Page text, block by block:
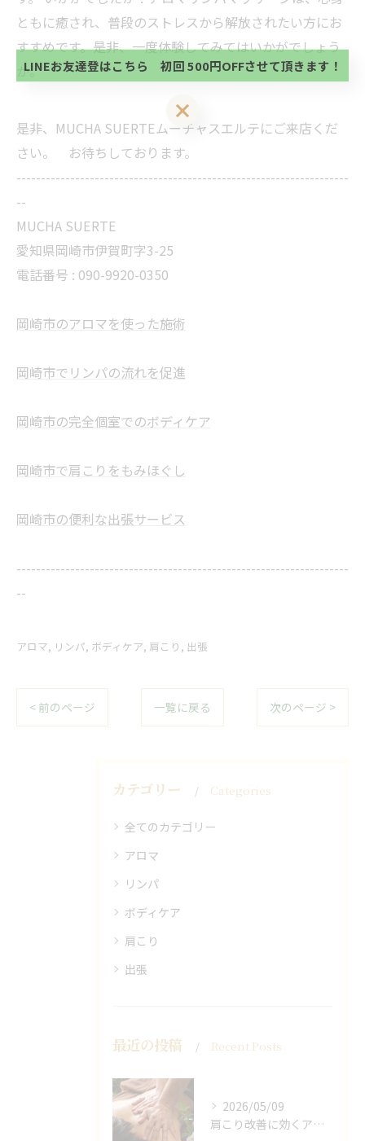
ともに癒され、普段のストレスから解放されたい方にお
すすめです。是非、一度体験してみてはいかがでしょう
か。
是非、MUCHA SUERTEムーチャスエルテにご来店くだ
さい。 お待ちしております。
--------------------------------------------------------------------
--
MUCHA SUERTE
愛知県岡崎市伊賀町字3-25
電話番号 : 090-9920-0350
岡崎市のアロマを使った施術
岡崎市でリンパの流れを促進
岡崎市の完全個室でのボディケア
岡崎市で肩こりをもみほぐし
岡崎市の便利な出張サービス
--------------------------------------------------------------------
--
アロマ リンパ ボディケア 肩こり 出張
< 前のページ 一覧に戻る 次のページ >
カテゴリー Categories
全てのカテゴリー
アロマ
リンパ
ボディケア
肩こり
出張
最近の投稿 Recent Posts
2026/05/09
肩こり改善に効くアロマリンパの手技と効果
当サロンの公式LINE@にお友達登録頂いたお客様は
初回 500円OFFさせて頂きます。 既に 追加済の
方、不必要な方 お手数ですが、✖印でお閉じ下さ
い。
LINEお友達登はこちら 初回 500円OFFさせて頂きます！
初回 500円OFFさせて頂きます。 既に 追加済の
方、不必要な方 お手数ですが、✖印でお閉じ下さ
LINEお友達登はこちら 初回 500円OFFさせて頂きます！